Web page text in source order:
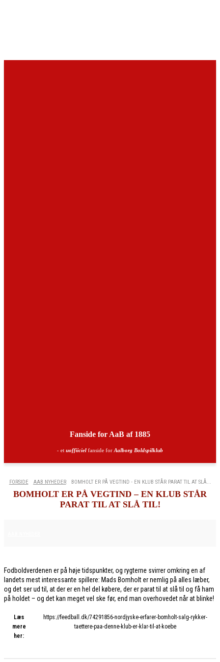
Fanside for AaB af 1885
- et uoffiiciel fanside for Aalborg Boldspilklub
FORSIDE AAB NYHEDER BOMHOLT ER PÅ VEGTIND - EN KLUB STÅR PARAT TIL AT SLÅ...
BOMHOLT ER PÅ VEGTIND – EN KLUB STÅR
PARAT TIL AT SLÅ TIL!
Fodboldverdenen er på høje tidspunkter, og rygterne svirrer omkring en af
landets mest interessante spillere: Mads Bomholt er nemlig på alles læber,
og det ser ud til, at der er en hel del købere, der er parat til at slå til og få ham
på holdet – og det kan meget vel ske før, end man overhovedet når at blinke!
Læs
mere
her:
https://feedball.dk/74291856-nordjyske-erfarer-bomholt-salg-rykker-
taettere-paa-denne-klub-er-klar-til-at-koebe